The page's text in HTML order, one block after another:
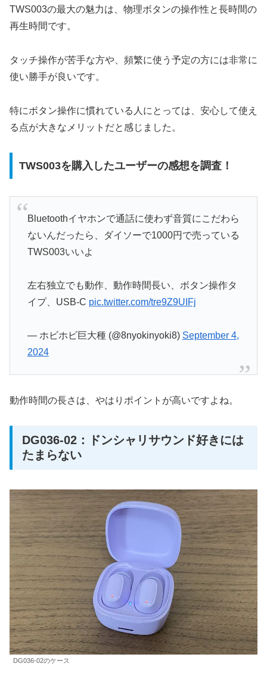
TWS003の最大の魅力は、物理ボタンの操作性と長時間の
再生時間です。
タッチ操作が苦手な方や、頻繁に使う予定の方には非常に
使い勝手が良いです。
特にボタン操作に慣れている人にとっては、安心して使え
る点が大きなメリットだと感じました。
TWS003を購入したユーザーの感想を調査！
Bluetoothイヤホンで通話に使わず音質にこだわら
ないんだったら、ダイソーで1000円で売っている
TWS003いいよ
左右独立でも動作、動作時間長い、ボタン操作タ
イプ、USB-C pic.twitter.com/tre9Z9UIFj
— ホビホビ巨大種 (@8nyokinyoki8) September 4,
2024
動作時間の長さは、やはりポイントが高いですよね。
DG036-02：ドンシャリサウンド好きには
たまらない
DG036-02のケース